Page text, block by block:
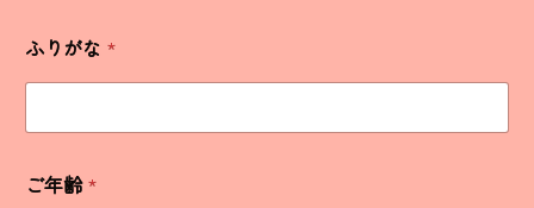
ふりがな *
お
ご年齢*